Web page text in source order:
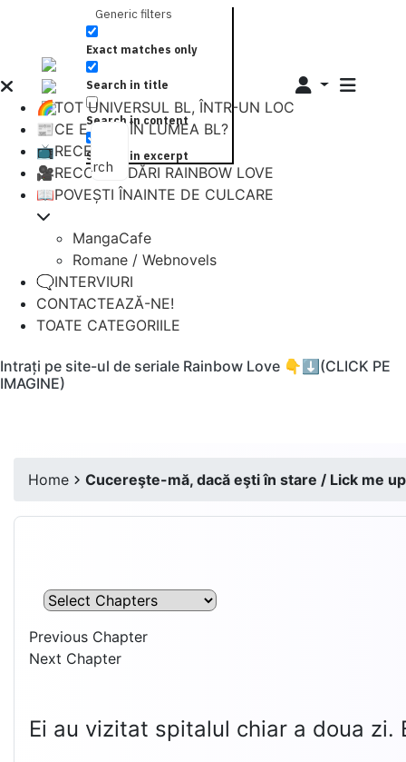
Search
Generic filters
Exact matches only
Search in title
Search in content
Search in excerpt
🌈TOT UNIVERSUL BL, ÎNTR-UN LOC
📰CE E NOU ÎN LUMEA BL?
📺RECENZII
🎥RECOMANDĂRI RAINBOW LOVE
📖POVEȘTI ÎNAINTE DE CULCARE
MangaCafe
Romane / Webnovels
🗨️INTERVIURI
CONTACTEAZĂ-NE!
TOATE CATEGORIILE
Intrați pe site-ul de seriale Rainbow Love 👇⬇️(CLICK PE
IMAGINE)
Home Cucereşte-mă, dacă eşti în stare / Lick me
Previous Chapter
Next Chapter
Ei au vizitat spitalul chiar a doua